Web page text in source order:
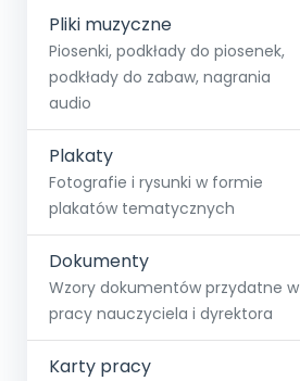
Pliki muzyczne
Piosenki, podkłady do piosenek,
podkłady do zabaw, nagrania
audio
Plakaty
Fotografie i rysunki w formie
plakatów tematycznych
Dokumenty
Wzory dokumentów przydatne w
pracy nauczyciela i dyrektora
Karty pracy